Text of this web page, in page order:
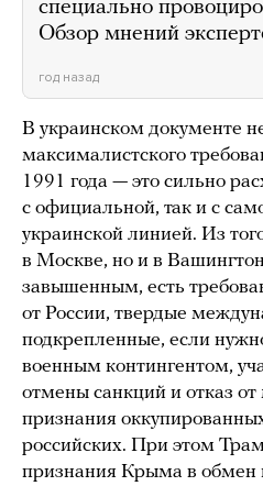
специально
Обзор мнений
год назад
В украинском документе
максималистского
1991 года — это сильно
с официальной, так и с
украинской линией. Из
в Москве, но и в
завышенным, есть
от России, твердые
подкрепленные, если
военным контингентом,
отмены санкций и отказ
признания
российских. При этом
признания Крыма в обмен